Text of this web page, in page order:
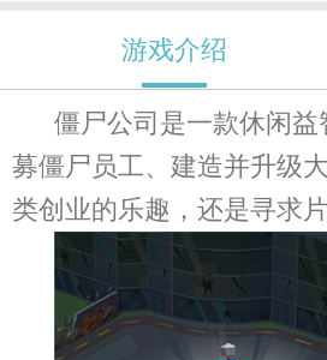
游戏介绍
僵尸公司是一款休闲
募僵尸员工、建造并升级
类创业的乐趣，还是寻求